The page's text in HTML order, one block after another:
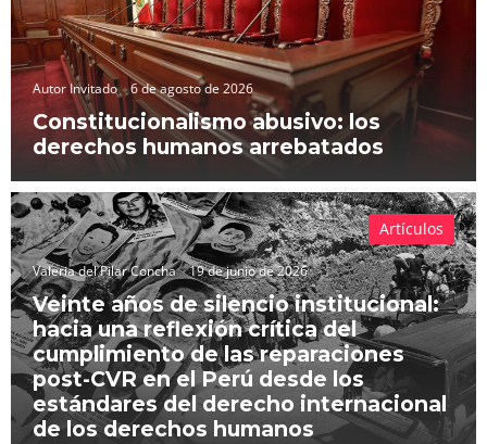
Autor Invitado 6 de agosto de 2026
Constitucionalismo abusivo: los
derechos humanos arrebatados
Valeria del Pilar Concha 19 de junio de 2026
Veinte años de silencio institucional:
hacia una reflexión crítica del
cumplimiento de las reparaciones
post-CVR en el Perú desde los
estándares del derecho internacional
de los derechos humanos
Artículos